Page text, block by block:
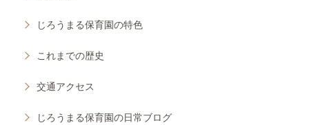
じろうまる保育園の特色
これまでの歴史
交通アクセス
じろうまる保育園の日常ブログ